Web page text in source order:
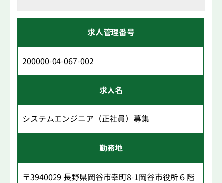
求人管理番号
200000-04-067-002
求人名
システムエンジニア（正社員）募集
勤務地
〒3940029 長野県岡谷市幸町8-1岡谷市役所６階